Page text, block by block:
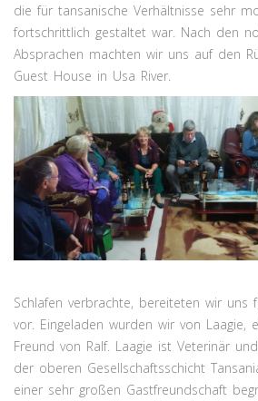
die für tansanische Verhältnisse sehr
fortschrittlich gestaltet war. Nach den
Absprachen machten wir uns auf den
Guest House in Usa River.
Schlafen verbrachte, bereiteten wir uns
vor. Eingeladen wurden wir von Laagie,
Freund von Ralf. Laagie ist Veterinär
der oberen Gesellschaftsschicht
einer sehr großen Gastfreundschaft